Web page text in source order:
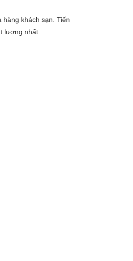
khách sạn. Tiến
lượng nhất.